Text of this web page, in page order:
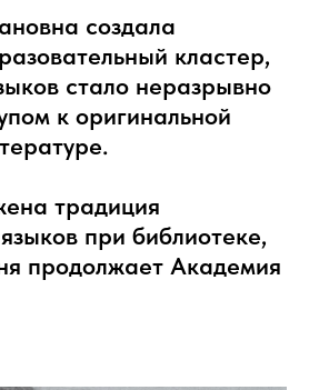
создала
кластер,
стало неразрывно
к оригинальной
традиция
при библиотеке,
продолжает Академия